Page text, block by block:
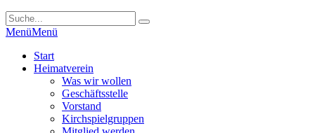
MenüMenü
Start
Heimatverein
Was wir wollen
Geschäftsstelle
Vorstand
Kirchspielgruppen